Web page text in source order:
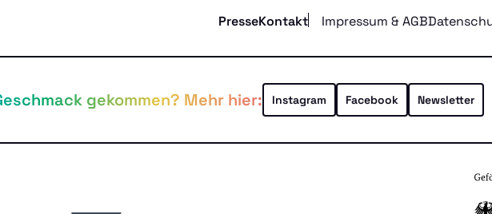
PresseKontakt Impressum & AGB
gekommen? Mehr hier: Instagram Facebook Newsletter